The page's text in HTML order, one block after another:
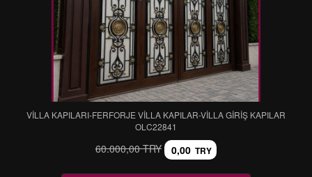
VİLLA KAPILARI-FERFORJE VİLLA KAPILAR-VİLLA GİRİŞ KAPILAR
OLC22841
60.000,00 TRY 0,00 TRY